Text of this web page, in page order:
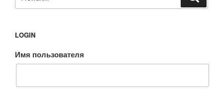
LOGIN
Имя пользователя